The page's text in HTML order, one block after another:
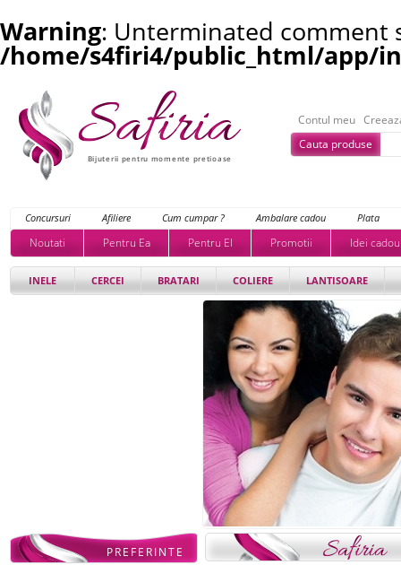
Warning: Unterminated comment
/home/s4firi4/public_html/app/
Bijuterii pentru momente pretioase
Contul meu
Cauta produse
Concursuri Afiliere Cum cumpar ? Ambalare cadou Plata
Noutati Pentru Ea Pentru El Promotii Idei
INELE CERCEI BRATARI COLIERE LANTISOARE
PREFERINTE